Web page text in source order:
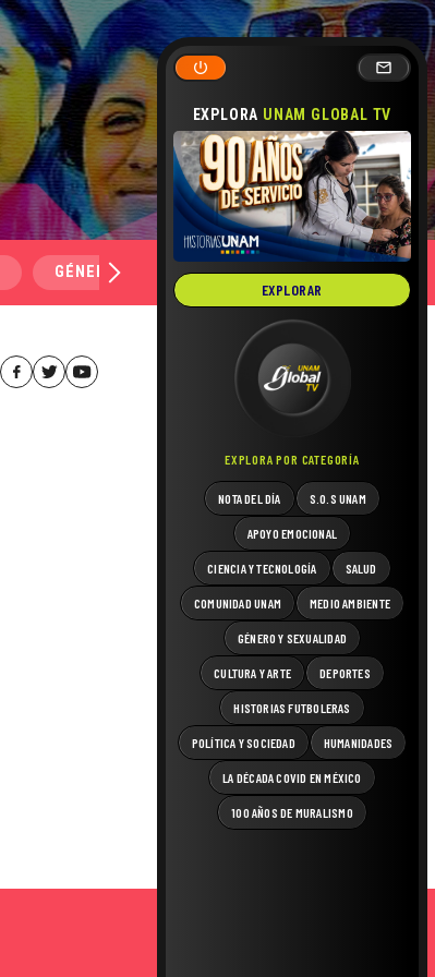
EXPLORA UNAM GLOBAL TV
EXPLORAR
EXPLORA POR CATEGORÍA
NOTA DEL DÍA S.O.S UNAM
APOYO EMOCIONAL
CIENCIA Y TECNOLOGÍA SALUD
COMUNIDAD UNAM MEDIO AMBIENTE
GÉNERO Y SEXUALIDAD
CULTURA Y ARTE DEPORTES
HISTORIAS FUTBOLERAS
POLÍTICA Y SOCIEDAD HUMANIDADES
LA DÉCADA COVID EN MÉXICO
100 AÑOS DE MURALISMO
GÉNERO Y SEXUALIDAD SALUD